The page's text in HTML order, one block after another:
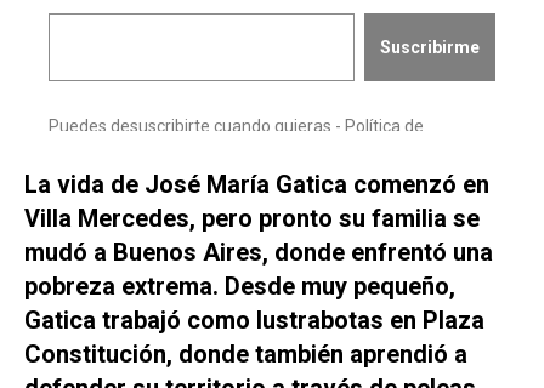
La vida de José María Gatica comenzó en
Villa Mercedes, pero pronto su familia se
mudó a Buenos Aires, donde enfrentó una
pobreza extrema. Desde muy pequeño,
Gatica trabajó como lustrabotas en Plaza
Constitución, donde también aprendió a